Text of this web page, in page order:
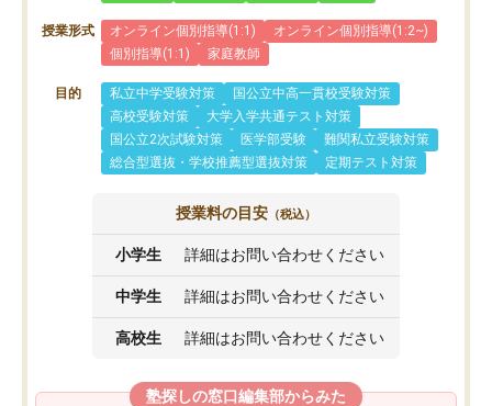
授業形式 オンライン個別指導(1:1)
オンライン個別指導(1:2~)
個別指導(1:1)
家庭教師
目的 私立中学受験対策
国公立中高一貫校受験対策
高校受験対策
大学入学共通テスト対策
国公立2次試験対策
医学部受験
難関私立受験対策
総合型選抜・学校推薦型選抜対策
定期テスト対策
授業料の目安 （税込）
小学生 詳細はお問い合わせください
中学生 詳細はお問い合わせください
高校生 詳細はお問い合わせください
塾探しの窓口編集部からみた